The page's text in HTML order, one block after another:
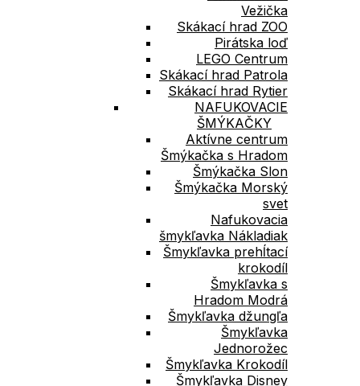
Vežička
Skákací hrad ZOO
Pirátska loď
LEGO Centrum
Skákací hrad Patrola
Skákací hrad Rytier
NAFUKOVACIE
ŠMÝKAČKY
Aktívne centrum
Šmýkačka s Hradom
Šmýkačka Slon
Šmýkačka Morský
svet
Nafukovacia
šmykľavka Nákladiak
Šmykľavka prehĺtací
krokodíl
Šmykľavka s
Hradom Modrá
Šmykľavka džungľa
Šmykľavka
Jednorožec
Šmykľavka Krokodíl
Šmykľavka Disney